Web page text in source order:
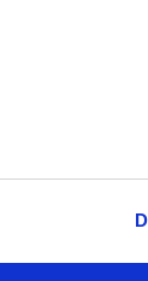
und